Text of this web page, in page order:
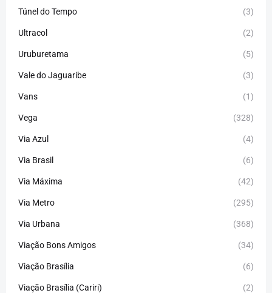
Túnel do Tempo (3)
Ultracol (2)
Uruburetama (5)
Vale do Jaguaribe (3)
Vans (1)
Vega (328)
Via Azul (4)
Via Brasil (6)
Via Máxima (42)
Via Metro (295)
Via Urbana (368)
Viação Bons Amigos (34)
Viação Brasília (6)
Viação Brasília (Cariri) (2)